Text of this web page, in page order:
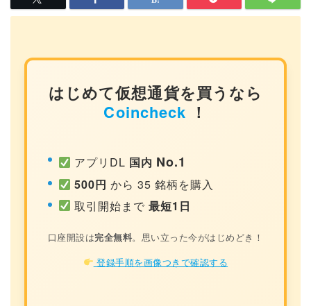
はじめて仮想通貨を買うなら
Coincheck ！
アプリDL 国内 No.1
500円 から 35 銘柄を購入
取引開始まで最短1日
口座開設は完全無料。思い立った今がはじめどき！
登録手順を画像つきで確認する